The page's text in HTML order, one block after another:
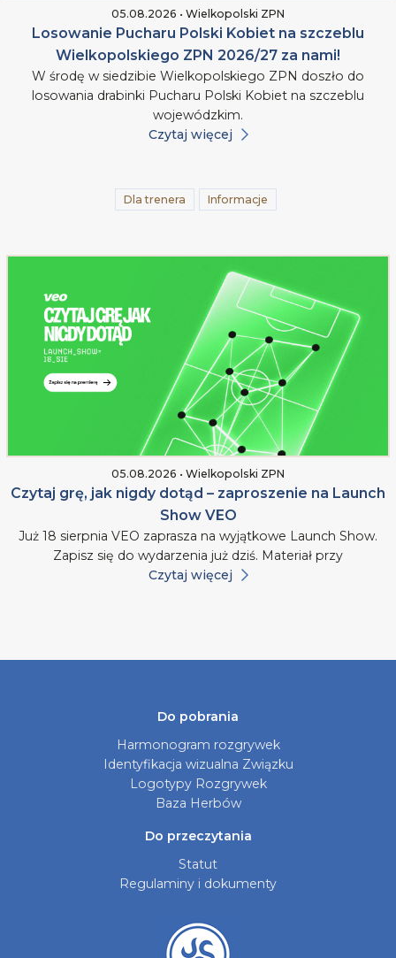
05.08.2026 • Wielkopolski ZPN
Losowanie Pucharu Polski Kobiet na szczeblu
Wielkopolskiego ZPN 2026/27 za nami!
W środę w siedzibie Wielkopolskiego ZPN doszło do
losowania drabinki Pucharu Polski Kobiet na szczeblu
wojewódzkim.
Czytaj więcej
Dla trenera Informacje
05.08.2026 • Wielkopolski ZPN
Czytaj grę, jak nigdy dotąd – zaproszenie na Launch
Show VEO
Już 18 sierpnia VEO zaprasza na wyjątkowe Launch Show.
Zapisz się do wydarzenia już dziś. Materiał przy
Czytaj więcej
Do pobrania
Harmonogram rozgrywek
Identyfikacja wizualna Związku
Logotypy Rozgrywek
Baza Herbów
Do przeczytania
Statut
Regulaminy i dokumenty